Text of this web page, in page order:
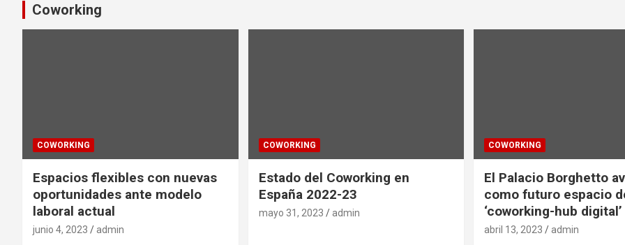
Coworking
COWORKING
Espacios flexibles con nuevas
oportunidades ante modelo
laboral actual
junio 4, 2023 admin
COWORKING
Estado del Coworking en
España 2022-23
mayo 31, 2023 admin
COWORKING
El Palacio Borghetto
como futuro espacio
‘coworking-hub digital’
abril 13, 2023 admin